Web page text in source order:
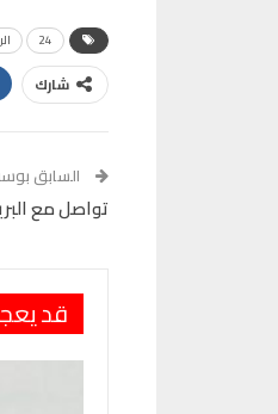
24
شارك
السابق
تواصل مع
قد